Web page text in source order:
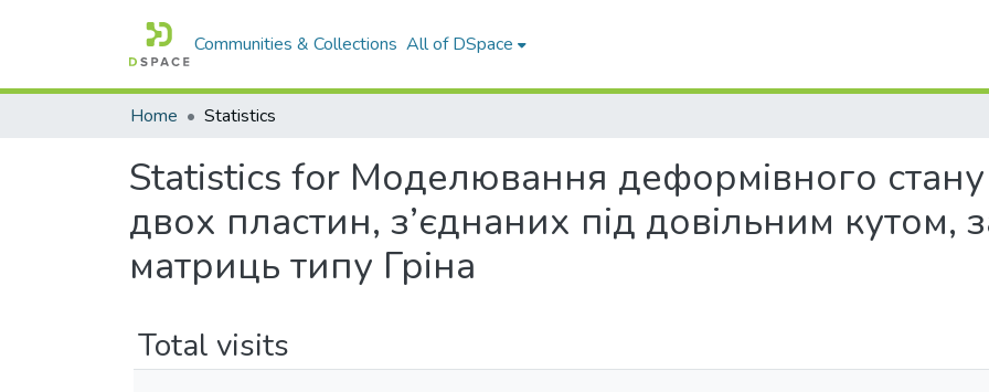
Communities & Collections All of DSpace
Home Statistics
Statistics for Моделювання деформівного стану
двох пластин, з’єднаних під довільним кутом,
матриць типу Гріна
Total visits